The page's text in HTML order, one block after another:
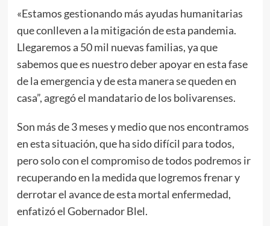
«Estamos gestionando más ayudas humanitarias
que conlleven a la mitigación de esta pandemia.
Llegaremos a 50 mil nuevas familias, ya que
sabemos que es nuestro deber apoyar en esta fase
de la emergencia y de esta manera se queden en
casa”, agregó el mandatario de los bolivarenses.
Son más de 3 meses y medio que nos encontramos
en esta situación, que ha sido difícil para todos,
pero solo con el compromiso de todos podremos ir
recuperando en la medida que logremos frenar y
derrotar el avance de esta mortal enfermedad,
enfatizó el Gobernador Blel.